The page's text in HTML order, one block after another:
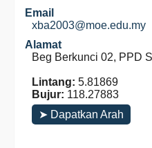
Email
xba2003@moe.edu.my
Alamat
Beg Berkunci 02, PPD
Lintang: 5.81869
Bujur: 118.27883
➤ Dapatkan Arah